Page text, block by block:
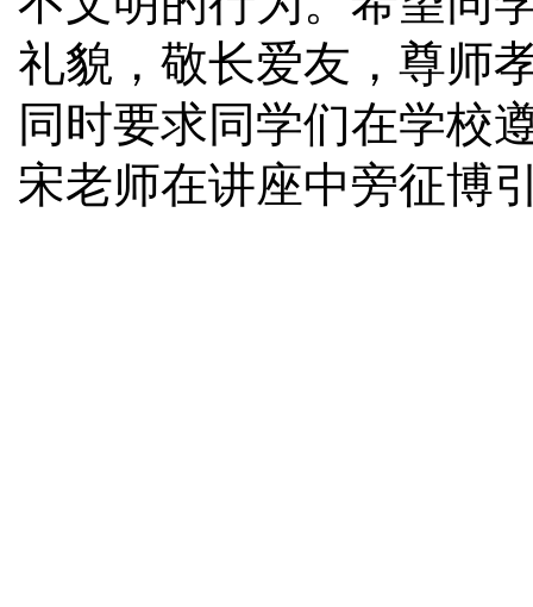
礼貌，敬长爱友，尊师
同时要求同学们在学校
宋老师在讲座中旁征博